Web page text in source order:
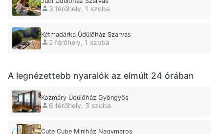
3 férőhely, 1 szoba
Kétmadárka Üdülőház Szarvas
2 férőhely, 1 szoba
A legnézettebb nyaralók az elmúlt 24 órában
Kozmáry Üdülőház Gyöngyös
6 férőhely, 3 szoba
Cute Cube Miniház Nagymaros